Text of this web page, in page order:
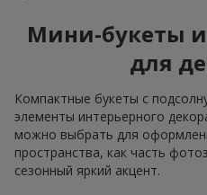
Мини-букеты
для
Компактные букеты с
элементы интерьерного
можно выбрать для
пространства, как часть
сезонный яркий акцент.